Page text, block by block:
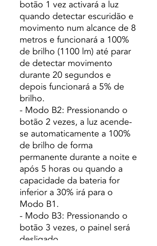
botão 1 vez activará a luz
quando detectar escuridão e
movimento num alcance de 8
metros e funcionará a 100%
de brilho (1100 lm) até parar
de detectar movimento
durante 20 segundos e
depois funcionará a 5% de
brilho.
- Modo B2: Pressionando o
botão 2 vezes, a luz acende-
se automaticamente a 100%
de brilho de forma
permanente durante a noite e
após 5 horas ou quando a
capacidade da bateria for
inferior a 30% irá para o
Modo B1.
- Modo B3: Pressionando o
botão 3 vezes, o painel será
desligado.